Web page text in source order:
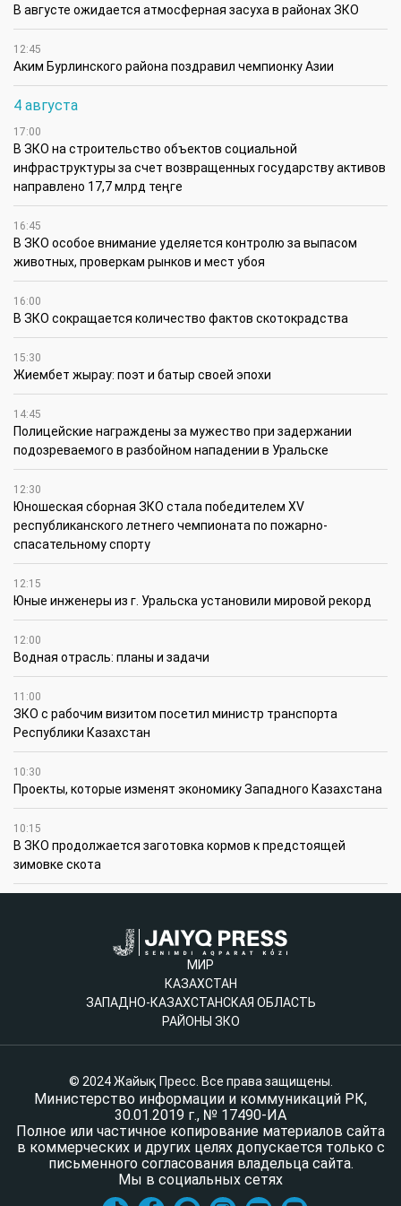
В августе ожидается атмосферная засуха в районах ЗКО
12:45
Аким Бурлинского района поздравил чемпионку Азии
4 августа
17:00
В ЗКО на строительство объектов социальной
инфраструктуры за счет возвращенных государству активов
направлено 17,7 млрд теңге
16:45
В ЗКО особое внимание уделяется контролю за выпасом
животных, проверкам рынков и мест убоя
16:00
В ЗКО сокращается количество фактов скотокрадства
15:30
Жиембет жырау: поэт и батыр своей эпохи
14:45
Полицейские награждены за мужество при задержании
подозреваемого в разбойном нападении в Уральске
12:30
Юношеская сборная ЗКО стала победителем XV
республиканского летнего чемпионата по пожарно-
спасательному спорту
12:15
Юные инженеры из г. Уральска установили мировой рекорд
12:00
Водная отрасль: планы и задачи
11:00
ЗКО с рабочим визитом посетил министр транспорта
Республики Казахстан
10:30
Проекты, которые изменят экономику Западного Казахстана
10:15
В ЗКО продолжается заготовка кормов к предстоящей
зимовке скота
МИР
КАЗАХСТАН
ЗАПАДНО-КАЗАХСТАНСКАЯ ОБЛАСТЬ
РАЙОНЫ ЗКО
© 2024 Жайық Пресс. Все права защищены.
Министерство информации и коммуникаций РК,
30.01.2019 г., № 17490-ИА
Полное или частичное копирование материалов сайта
в коммерческих и других целях допускается только с
письменного согласования владельца сайта.
Мы в социальных сетях